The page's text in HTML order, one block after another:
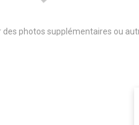
des photos supplémentaires ou